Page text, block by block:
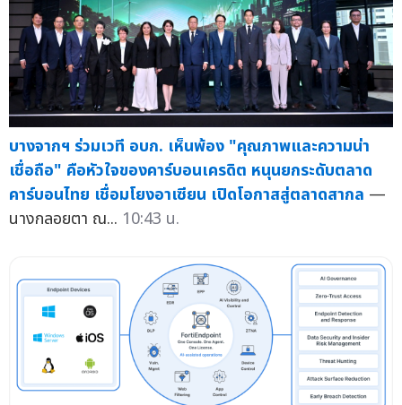
บางจากฯ ร่วมเวที อบก. เห็นพ้อง "คุณภาพและความน่า
เชื่อถือ" คือหัวใจของคาร์บอนเครดิต หนุนยกระดับตลาด
คาร์บอนไทย เชื่อมโยงอาเซียน เปิดโอกาสสู่ตลาดสากล —
นางกลอยตา ณ... 10:43 น.